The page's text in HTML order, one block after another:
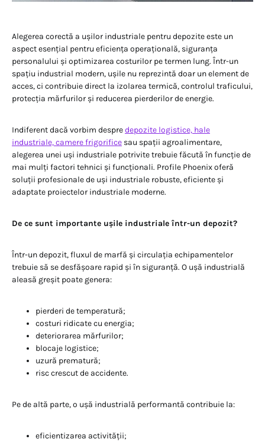
Alegerea corectă a ușilor industriale pentru depozite este un
aspect esențial pentru eficiența operațională, siguranța
personalului și optimizarea costurilor pe termen lung. Într-un
spațiu industrial modern, ușile nu reprezintă doar un element de
acces, ci contribuie direct la izolarea termică, controlul traficului,
protecția mărfurilor și reducerea pierderilor de energie.
Indiferent dacă vorbim despredepozite logistice, hale
industriale, camere frigorifice sau spații agroalimentare,
alegerea unei uși industriale potrivite trebuie făcută în funcție de
mai mulți factori tehnici și funcționali. Profile Phoenix oferă
soluții profesionale de uși industriale robuste, eficiente și
adaptate proiectelor industriale moderne.
De ce sunt importante ușile industriale într-un depozit?
Într-un depozit, fluxul de marfă și circulația echipamentelor
trebuie să se desfășoare rapid și în siguranță. O ușă industrială
aleasă greșit poate genera:
pierderi de temperatură;
costuri ridicate cu energia;
deteriorarea mărfurilor;
blocaje logistice;
uzură prematură;
risc crescut de accidente.
Pe de altă parte, o ușă industrială performantă contribuie la:
eficientizarea activității;